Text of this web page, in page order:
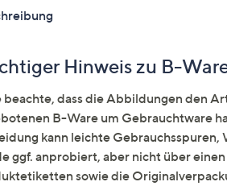
Hinweis zu B-
dass die Abbildungen den
B-Ware um Gebrauchtware
kann leichte
ggf. anprobiert, aber nicht über
sowie die